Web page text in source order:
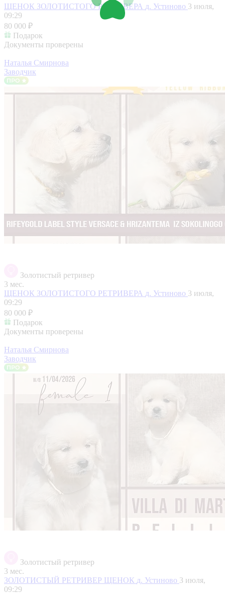
ЩЕНОК ЗОЛОТИСТОГО РЕТРИВЕРА д. Устиново 3 июля,
09:29
80 000 ₽
Подарок
Документы проверены
Наталья Смирнова
Заводчик
Золотистый ретривер
3 мес.
ЩЕНОК ЗОЛОТИСТОГО РЕТРИВЕРА д. Устиново 3 июля,
09:29
80 000 ₽
Подарок
Документы проверены
Наталья Смирнова
Заводчик
Золотистый ретривер
3 мес.
ЗОЛОТИСТЫЙ РЕТРИВЕР ЩЕНОК д. Устиново 3 июля,
09:29